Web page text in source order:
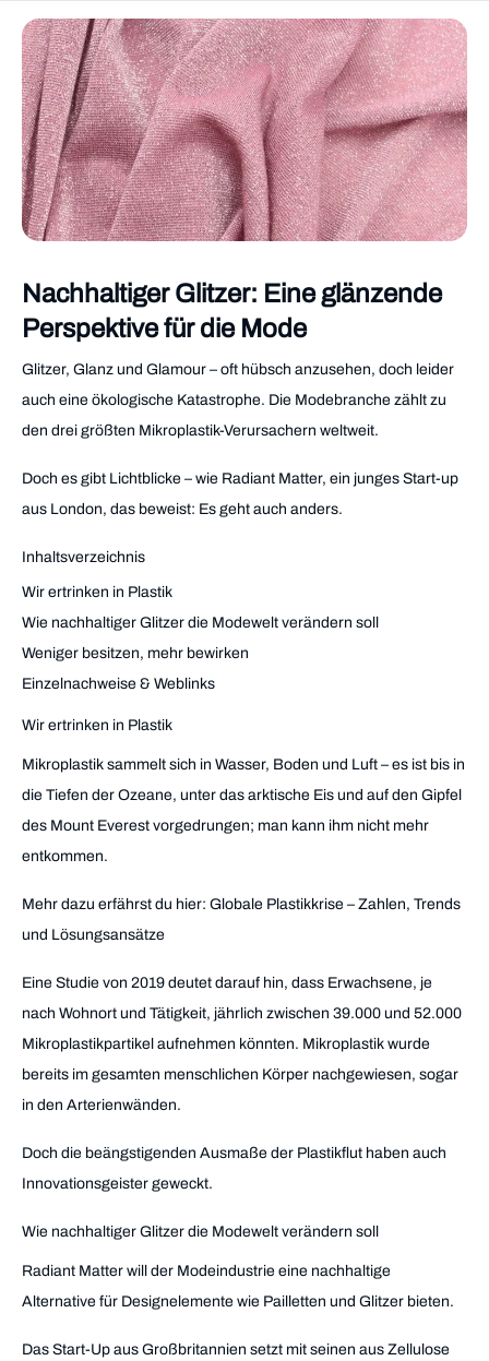
Nachhaltiger Glitzer: Eine glänzende
Perspektive für die Mode
Glitzer, Glanz und Glamour – oft hübsch anzusehen, doch leider
auch eine ökologische Katastrophe. Die Modebranche zählt zu
den drei größten Mikroplastik-Verursachern weltweit.
Doch es gibt Lichtblicke – wie Radiant Matter, ein junges Start-up
aus London, das beweist: Es geht auch anders.
Inhaltsverzeichnis
Wir ertrinken in Plastik
Wie nachhaltiger Glitzer die Modewelt verändern soll
Weniger besitzen, mehr bewirken
Einzelnachweise & Weblinks
Wir ertrinken in Plastik
Mikroplastik sammelt sich in Wasser, Boden und Luft – es ist bis in
die Tiefen der Ozeane, unter das arktische Eis und auf den Gipfel
des Mount Everest vorgedrungen; man kann ihm nicht mehr
entkommen.
Mehr dazu erfährst du hier: Globale Plastikkrise – Zahlen, Trends
und Lösungsansätze
Eine Studie von 2019 deutet darauf hin, dass Erwachsene, je
nach Wohnort und Tätigkeit, jährlich zwischen 39.000 und 52.000
Mikroplastikpartikel aufnehmen könnten. Mikroplastik wurde
bereits im gesamten menschlichen Körper nachgewiesen, sogar
in den Arterienwänden.
Doch die beängstigenden Ausmaße der Plastikflut haben auch
Innovationsgeister geweckt.
Wie nachhaltiger Glitzer die Modewelt verändern soll
Radiant Matter will der Modeindustrie eine nachhaltige
Alternative für Designelemente wie Pailletten und Glitzer bieten.
Das Start-Up aus Großbritannien setzt mit seinen aus Zellulose